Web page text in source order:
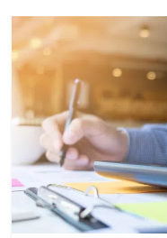
Next Terra International
du commerce international